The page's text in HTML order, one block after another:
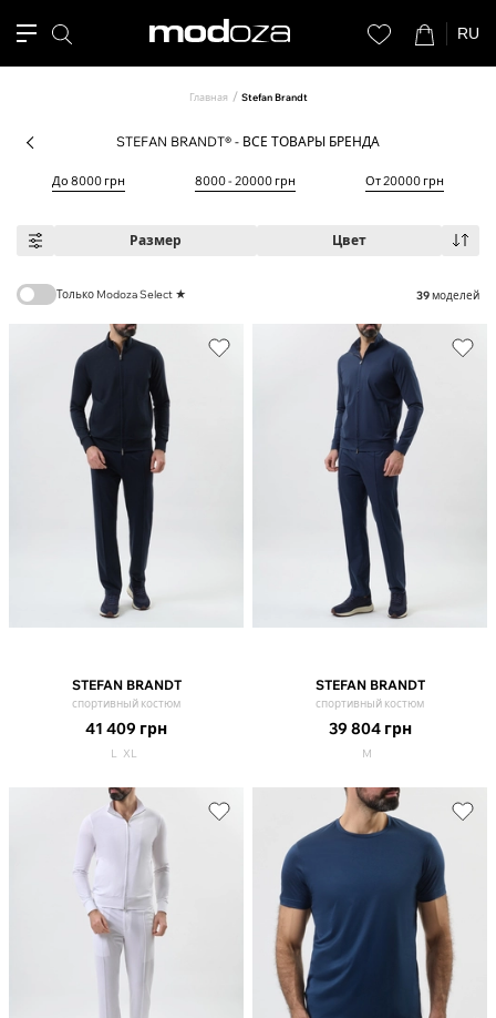
RU
Главная Stefan Brandt
STEFAN BRANDT® - ВСЕ ТОВАРЫ БРЕНДА
До 8000 грн 8000 - 20000 грн От 20000 грн
Размер Цвет
Только Modoza Select ★ 39моделей
STEFAN BRANDT
спортивный костюм
41 409 грн
L XL
STEFAN BRANDT
спортивный костюм
39 804 грн
M